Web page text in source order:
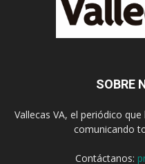
SOBRE
Vallecas VA, el periódico
comunicando
Contáctanos: